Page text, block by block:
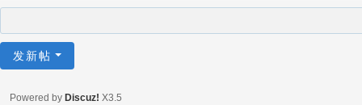
发新帖
Powered by Discuz! X3.5